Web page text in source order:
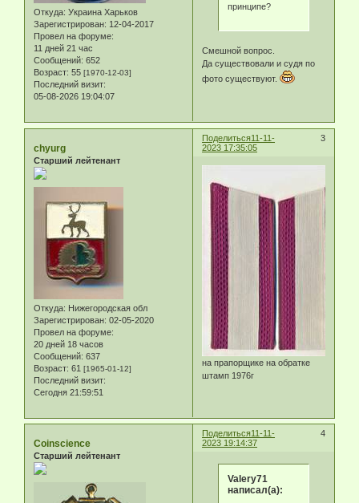
Откуда: Украина Харьков
Зарегистрирован: 12-04-2017
Провел на форуме:
11 дней 21 час
Сообщений: 652
Возраст: 55 [1970-12-03]
Последний визит:
05-08-2026 19:04:07
принципе?
Смешной вопрос.
Да существовали и судя по
фото существуют.
Поделиться 3
11-11-
2023 17:35:05
chyurg
Старший лейтенант
Откуда: Нижегородская обл
Зарегистрирован: 02-05-2020
Провел на форуме:
20 дней 18 часов
Сообщений: 637
Возраст: 61 [1965-01-12]
Последний визит:
Сегодня 21:59:51
на прапорщике на обратке
штамп 1976г
Поделиться 4
11-11-
2023 19:14:37
Coinscience
Старший лейтенант
Valery71
написал(а):